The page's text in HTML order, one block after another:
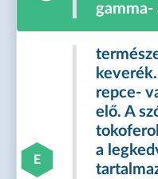
gamma-
E
repce-
elő. A
a